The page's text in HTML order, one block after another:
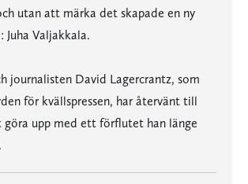
utan att märka det skapade en ny
Juha Valjakkala.
journalisten David Lagercrantz, som
för kvällspressen, har återvänt till
upp med ett förflutet han länge